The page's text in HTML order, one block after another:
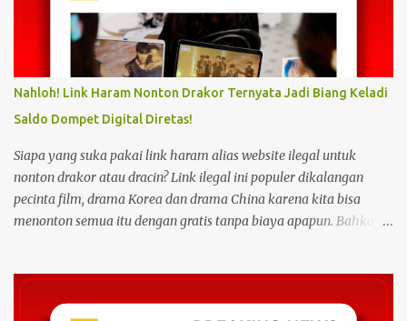
Nahloh! Link Haram Nonton Drakor Ternyata Jadi Biang Keladi
Saldo Dompet Digital Diretas!
Siapa yang suka pakai link haram alias website ilegal untuk
nonton drakor atau dracin? Link ilegal ini populer dikalangan
pecinta film, drama Korea dan drama China karena kita bisa
menonton semua itu dengan gratis tanpa biaya apapun. Bahkan
sepertinya harus dihentikan sekarang juga. Pasalnya menonton
film, konser, drama, atau apapun itu di situs tidak resmi disebut